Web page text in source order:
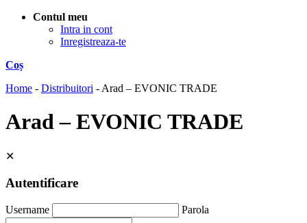
Contul meu
Intra in cont
Inregistreaza-te
Coș
Home - Distribuitori - Arad – EVONIC TRADE
Arad – EVONIC TRADE
✕
Autentificare
Username Parola